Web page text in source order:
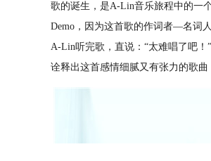
歌的诞生，是A-Lin音乐旅程中的一
Demo ，因为这首歌的作词者—名词
A-Lin听完歌，直说：“太难唱了吧
诠释出这首感情细腻又有张力的歌曲